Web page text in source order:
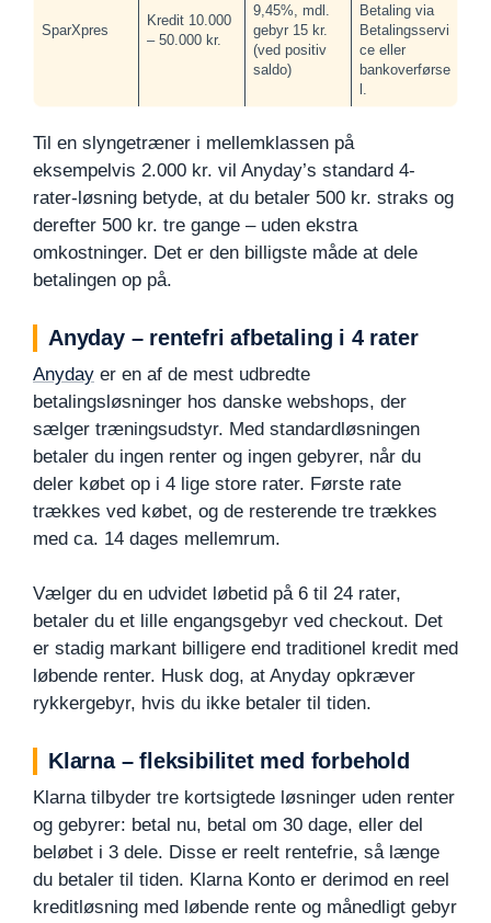
SparXpres
Kredit 10.000
– 50.000 kr.
9,45%, mdl.
gebyr 15 kr.
(ved positiv
saldo)
Betaling via
Betalingsservi
ce eller
bankoverførse
l.
Til en slyngetræner i mellemklassen på
eksempelvis 2.000 kr. vil Anyday’s standard 4-
rater-løsning betyde, at du betaler 500 kr. straks og
derefter 500 kr. tre gange – uden ekstra
omkostninger. Det er den billigste måde at dele
betalingen op på.
Anyday – rentefri afbetaling i 4 rater
Anyday er en af de mest udbredte
betalingsløsninger hos danske webshops, der
sælger træningsudstyr. Med standardløsningen
betaler du ingen renter og ingen gebyrer, når du
deler købet op i 4 lige store rater. Første rate
trækkes ved købet, og de resterende tre trækkes
med ca. 14 dages mellemrum.
Vælger du en udvidet løbetid på 6 til 24 rater,
betaler du et lille engangsgebyr ved checkout. Det
er stadig markant billigere end traditionel kredit med
løbende renter. Husk dog, at Anyday opkræver
rykkergebyr, hvis du ikke betaler til tiden.
Klarna – fleksibilitet med forbehold
Klarna tilbyder tre kortsigtede løsninger uden renter
og gebyrer: betal nu, betal om 30 dage, eller del
beløbet i 3 dele. Disse er reelt rentefrie, så længe
du betaler til tiden. Klarna Konto er derimod en reel
kreditløsning med løbende rente og månedligt gebyr